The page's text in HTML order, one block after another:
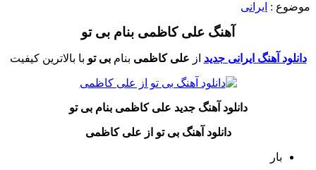
موضوع : ایرانی
آهنگ علی کاظمی بنام بی تو
دانلود آهنگ ایرانی جدید از علی کاظمی بنامبی تو با بالاترین کیفیت
دانلود آهنگ جدید علی کاظمی بنام بی تو
دانلود آهنگ بی تو از علی کاظمی
بار